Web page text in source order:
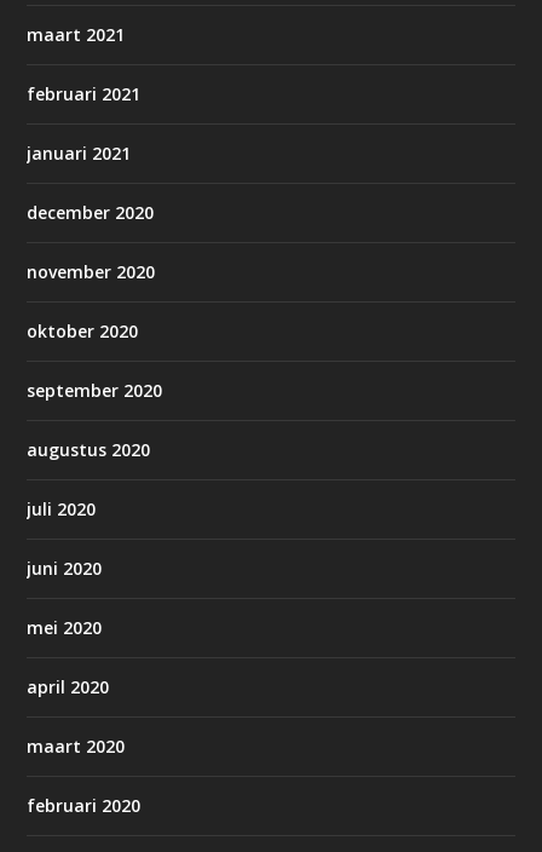
maart 2021
februari 2021
januari 2021
december 2020
november 2020
oktober 2020
september 2020
augustus 2020
juli 2020
juni 2020
mei 2020
april 2020
maart 2020
februari 2020